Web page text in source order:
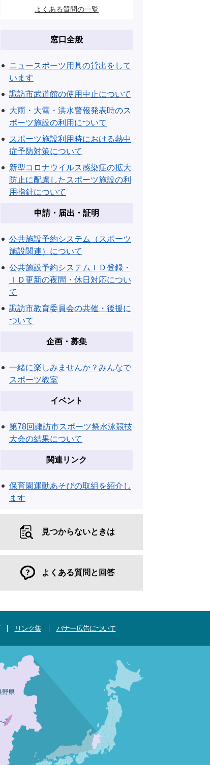
よくある質問の一覧
窓口全般
ニュースポーツ用具の貸出をして
います
諏訪市武道館の使用中止について
大雨・大雪・洪水警報発表時のス
ポーツ施設の利用について
スポーツ施設利用時における熱中
症予防対策について
新型コロナウイルス感染症の拡大
防止に配慮したスポーツ施設の利
用指針について
申請・届出・証明
公共施設予約システム（スポーツ
施設関連）について
公共施設予約システムＩＤ登録・
ＩＤ更新の夜間・休日対応につい
て
諏訪市教育委員会の共催・後援に
ついて
企画・募集
一緒に楽しみませんか？みんなで
スポーツ教室
イベント
第78回諏訪市スポーツ祭水泳競技
大会の結果について
関連リンク
保育園運動あそびの取組を紹介し
ます
見つからないときは
よくある質問と回答
リンク集 バナー広告について